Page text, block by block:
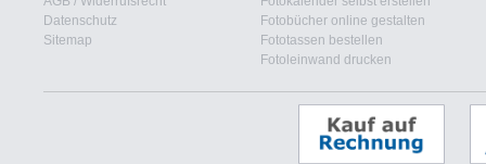
Datenschutz
Sitemap
Fotobücher online gestalten
Fototassen bestellen
Fotoleinwand drucken